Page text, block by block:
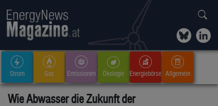
Strom Gas Emissionen Ökologie Energiebörse Allgemein
Wie Abwasser die Zukunft der